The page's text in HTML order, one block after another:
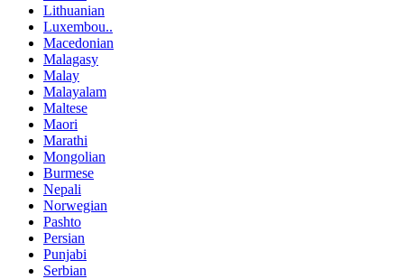
Lithuanian
Luxembou..
Macedonian
Malagasy
Malay
Malayalam
Maltese
Maori
Marathi
Mongolian
Burmese
Nepali
Norwegian
Pashto
Persian
Punjabi
Serbian